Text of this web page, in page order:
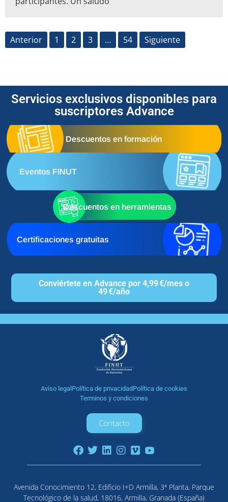
Anterior 1 2 3 … 54 Siguiente
Servicios exclusivos disponibles para
suscriptores Advance
Descuentos en formación
Eventos FINUT
Descuentos en herramientas
Certificaciones gratuitas
Conviértete en Advance por 4,99 €/mes o
49 €/año
Aviso legal Política de privacidadPolítica de cookies
Terminos y condiciones
Contacto
Avenida Conocimiento 12, Edificio I+D Armilla, 3ª Planta, Parque
Tecnológico de la salud, 18016, Armilla, Granada (España)